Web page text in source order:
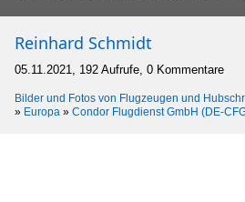
Reinhard Schmidt
05.11.2021, 192 Aufrufe, 0 Kommentare
Bilder und Fotos von Flugzeugen und
» Europa » Condor Flugdienst GmbH (DE-